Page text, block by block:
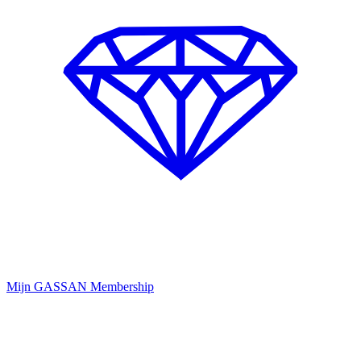
Mijn GASSAN Membership